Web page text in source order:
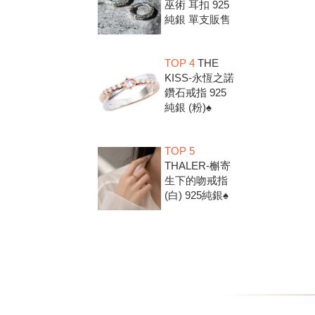
巫術 耳扣 925
純銀 單支販售
TOP 4THE
KISS-永恆之諾
鑽石戒指 925
純銀 (粉)♠
TOP 5
THALER-槲寄
生下的吻戒指
(白) 925純銀♠